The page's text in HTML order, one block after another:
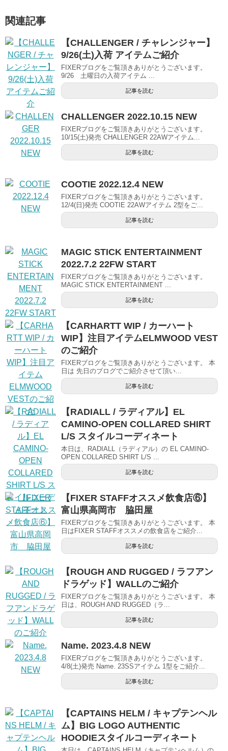
関連記事
【CHALLENGER / チャレンジャー】
9/26(土)入荷 アイテムご紹介
FIXERブログをご覧頂きありがとうございます。
9/26 土曜日の入荷アイテム ...
記事を読む
CHALLENGER 2022.10.15 NEW
FIXERブログをご覧頂きありがとうございます。
10/15(土)発売 CHALLENGER 22AWアイテム...
記事を読む
COOTIE 2022.12.4 NEW
FIXERブログをご覧頂きありがとうございます。
12/4(日)発売 COOTIE 22AWアイテム 2型をご...
記事を読む
MAGIC STICK ENTERTAINMENT
2022.7.2 22FW START
FIXERブログをご覧頂きありがとうございます。
MAGIC STICK ENTERTAINMENT ...
記事を読む
【CARHARTT WIP / カーハート
WIP】注目アイテムELMWOOD VEST
のご紹介
FIXERブログをご覧頂きありがとうございます。 本
日は 先日のブログでご紹介させて頂い...
記事を読む
【RADIALL / ラディアル】EL
CAMINO-OPEN COLLARED SHIRT
L/S スタイルコーディネート
本日は、RADIALL（ラディアル）の EL CAMINO-
OPEN COLLARED SHIRT L/S ...
記事を読む
【FIXER STAFFオススメ飲食店⑥】
富山県高岡市 脇田屋
FIXERブログをご覧頂きありがとうございます。 本
日はFIXER STAFFオススメの飲食店をご紹介...
記事を読む
【ROUGH AND RUGGED / ラフアン
ドラゲッド】WALLのご紹介
FIXERブログをご覧頂きありがとうございます。 本
日は、ROUGH AND RUGGED（ラ...
記事を読む
Name. 2023.4.8 NEW
FIXERブログをご覧頂きありがとうございます。
4/8(土)発売 Name. 23SSアイテム 1型をご紹介...
記事を読む
【CAPTAINS HELM / キャプテンヘル
ム】BIG LOGO AUTHENTIC
HOODIEスタイルコーディネート